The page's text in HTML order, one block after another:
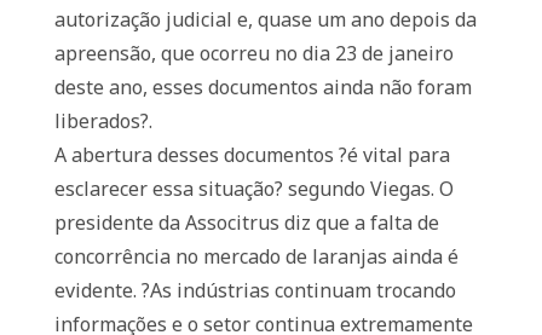
autorização judicial e, quase um ano depois da
apreensão, que ocorreu no dia 23 de janeiro
deste ano, esses documentos ainda não foram
liberados?.
A abertura desses documentos ?é vital para
esclarecer essa situação? segundo Viegas. O
presidente da Associtrus diz que a falta de
concorrência no mercado de laranjas ainda é
evidente. ?As indústrias continuam trocando
informações e o setor continua extremamente